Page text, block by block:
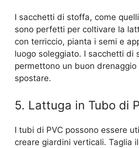
I sacchetti di stoffa, come
sono perfetti per coltivare la
con terriccio, pianta i semi e
luogo soleggiato. I sacchetti di
permettono un buon
spostare.
5. Lattuga in Tubo di
I tubi di PVC possono essere
creare giardini verticali. Taglia